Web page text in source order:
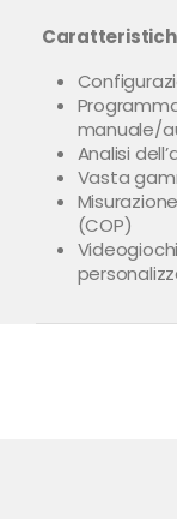
manuale/
Analisi
Vasta
(COP)